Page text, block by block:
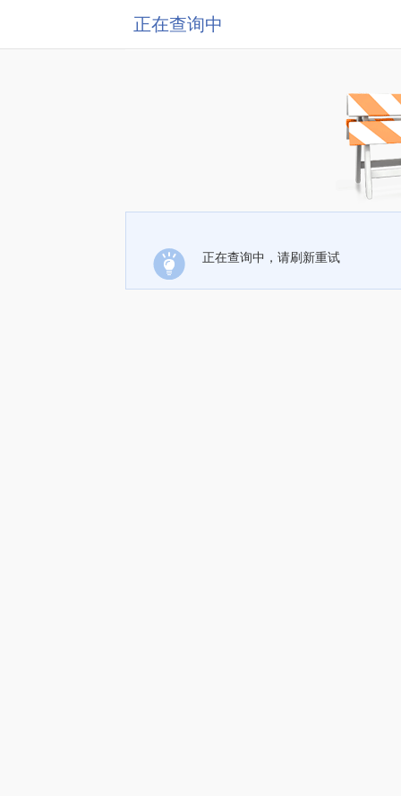
正在查询中
正在查询中，请刷新重试